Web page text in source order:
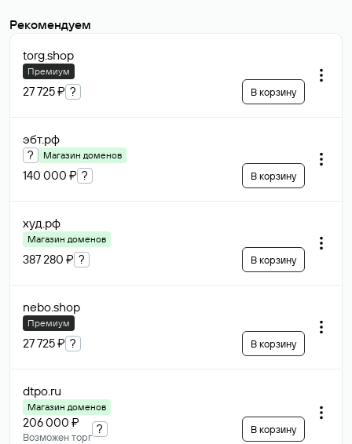
Рекомендуем
torg.shop
Премиум
27 725 ₽ ? В корзину
эбт.рф
? Магазин доменов
140 000 ₽ ? В корзину
худ.рф
Магазин доменов
387 280 ₽ ? В корзину
nebo.shop
Премиум
27 725 ₽ ? В корзину
dtpo.ru
Магазин доменов
206 000 ₽
Возможен торг
? В корзину